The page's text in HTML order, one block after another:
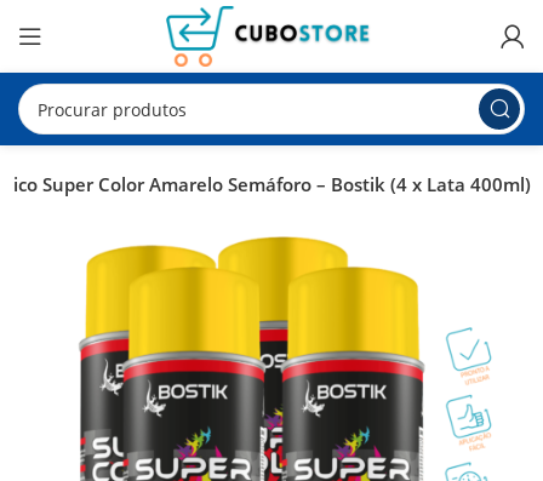
Super Color Amarelo Semáforo – Bostik (4 x Lata 400ml)